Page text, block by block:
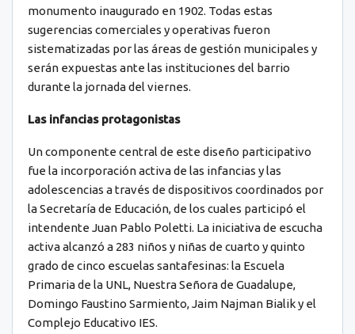
monumento inaugurado en 1902. Todas estas
sugerencias comerciales y operativas fueron
sistematizadas por las áreas de gestión municipales y
serán expuestas ante las instituciones del barrio
durante la jornada del viernes.
Las infancias protagonistas
Un componente central de este diseño participativo
fue la incorporación activa de las infancias y las
adolescencias a través de dispositivos coordinados por
la Secretaría de Educación, de los cuales participó el
intendente Juan Pablo Poletti. La iniciativa de escucha
activa alcanzó a 283 niños y niñas de cuarto y quinto
grado de cinco escuelas santafesinas: la Escuela
Primaria de la UNL, Nuestra Señora de Guadalupe,
Domingo Faustino Sarmiento, Jaim Najman Bialik y el
Complejo Educativo IES.